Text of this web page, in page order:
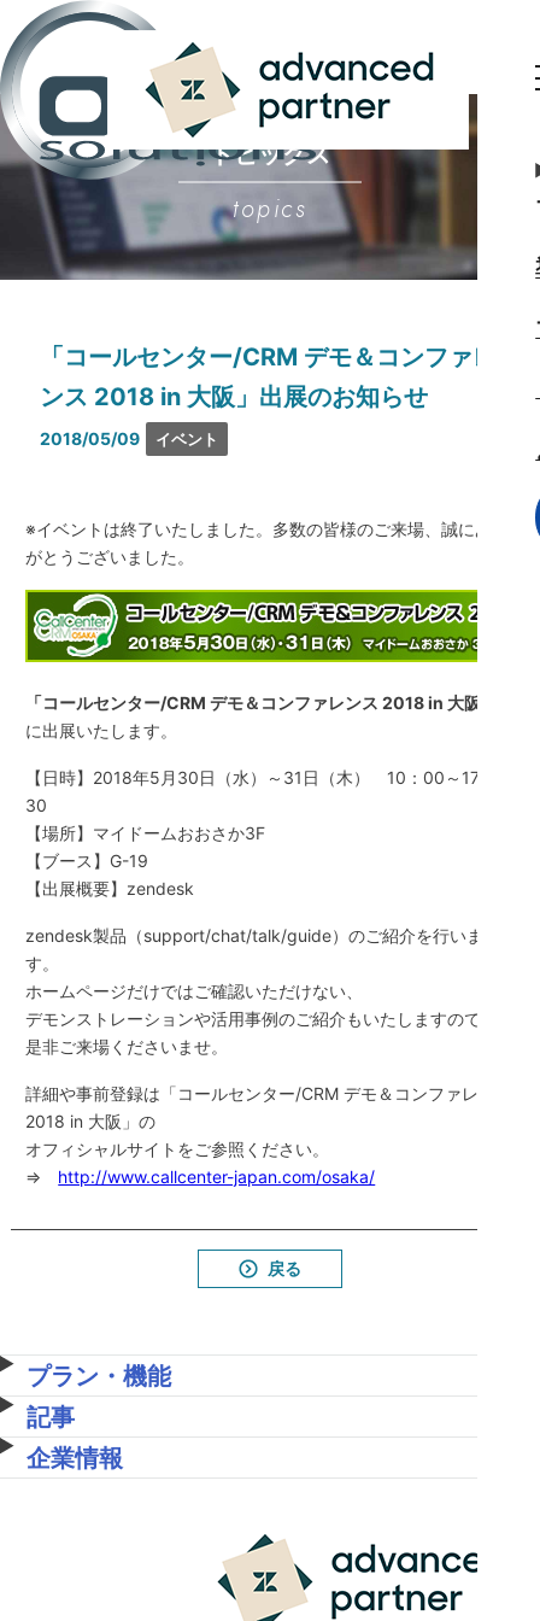
トピックス
topics
「コールセンター/CRM デモ＆コンファレ
ンス 2018 in 大阪」出展のお知らせ
2018/05/09 イベント
※イベントは終了いたしました。多数の皆様のご来場、誠にあり
がとうございました。
「コールセンター/CRM デモ＆コンファレンス 2018 in 大阪」
に出展いたします。
【日時】2018年5月30日（水）～31日（木） 10：00～17：
30
【場所】マイドームおおさか3F
【ブース】G-19
【出展概要】zendesk
zendesk製品（support/chat/talk/guide）のご紹介を行いま
す。
ホームページだけではご確認いただけない、
デモンストレーションや活用事例のご紹介もいたしますので、
是非ご来場くださいませ。
詳細や事前登録は「コールセンター/CRM デモ＆コンファレンス
2018 in 大阪」の
オフィシャルサイトをご参照ください。
⇒ http://www.callcenter-japan.com/osaka/
戻る
プラン・機能
記事
企業情報